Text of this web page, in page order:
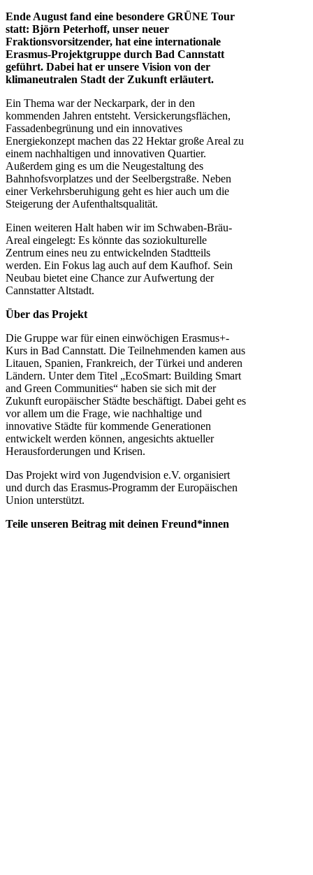
Ende August fand eine besondere GRÜNE Tour
statt: Björn Peterhoff, unser neuer
Fraktionsvorsitzender, hat eine internationale
Erasmus-Projektgruppe durch Bad Cannstatt
geführt. Dabei hat er unsere Vision von der
klimaneutralen Stadt der Zukunft erläutert.
Ein Thema war der Neckarpark, der in den
kommenden Jahren entsteht. Versickerungsflächen,
Fassadenbegrünung und ein innovatives
Energiekonzept machen das 22 Hektar große Areal zu
einem nachhaltigen und innovativen Quartier.
Außerdem ging es um die Neugestaltung des
Bahnhofsvorplatzes und der Seelbergstraße. Neben
einer Verkehrsberuhigung geht es hier auch um die
Steigerung der Aufenthaltsqualität.
Einen weiteren Halt haben wir im Schwaben-Bräu-
Areal eingelegt: Es könnte das soziokulturelle
Zentrum eines neu zu entwickelnden Stadtteils
werden. Ein Fokus lag auch auf dem Kaufhof. Sein
Neubau bietet eine Chance zur Aufwertung der
Cannstatter Altstadt.
Über das Projekt
Die Gruppe war für einen einwöchigen Erasmus+-
Kurs in Bad Cannstatt. Die Teilnehmenden kamen aus
Litauen, Spanien, Frankreich, der Türkei und anderen
Ländern. Unter dem Titel „EcoSmart: Building Smart
and Green Communities“ haben sie sich mit der
Zukunft europäischer Städte beschäftigt. Dabei geht es
vor allem um die Frage, wie nachhaltige und
innovative Städte für kommende Generationen
entwickelt werden können, angesichts aktueller
Herausforderungen und Krisen.
Das Projekt wird von Jugendvision e.V. organisiert
und durch das Erasmus-Programm der Europäischen
Union unterstützt.
Teile unseren Beitrag mit deinen Freund*innen